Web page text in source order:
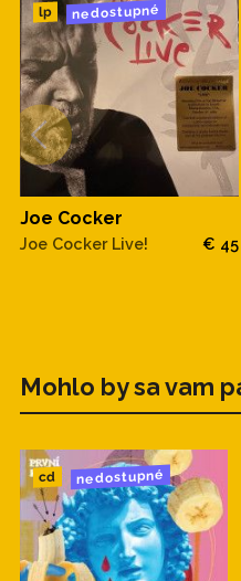
lp nedostupné
Joe Cocker
Joe Cocker Live! € 45
Mohlo by sa vam
cd nedostupné